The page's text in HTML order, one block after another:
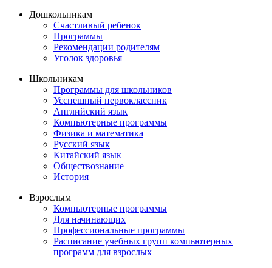
Дошкольникам
Счастливый ребенок
Программы
Рекомендации родителям
Уголок здоровья
Школьникам
Программы для школьников
Усспешный первоклассник
Английский язык
Компьютерные программы
Физика и математика
Русский язык
Китайский язык
Обществознание
История
Взрослым
Компьютерные программы
Для начинающих
Профессиональные программы
Расписание учебных групп компьютерных
программ для взрослых